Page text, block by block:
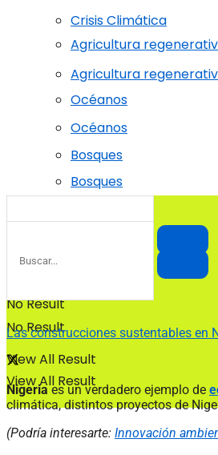
Agricultura
Océanos
Bosques
No Result
View All Result
Crisis Climática
Agricultura
Océanos
Bosques
No Result
View All Result
Las construcciones sustentables en
Nigeriaes un verdadero ejemplo de
climática, distintos proyectos de
(Podría interesarte: Innovación